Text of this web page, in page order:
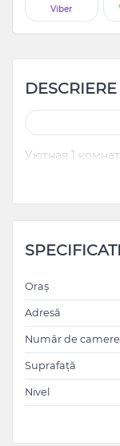
Viber
DESCRIERE
Уютная 1
Oraș
Adresă
Număr de camere
Suprafață
Nivel